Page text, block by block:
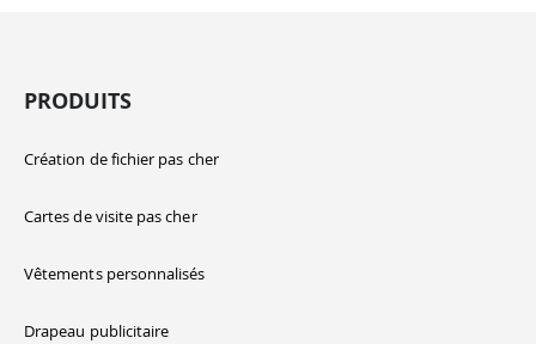
PRODUITS
Création de fichier pas cher
Cartes de visite pas cher
Vêtements personnalisés
Drapeau publicitaire